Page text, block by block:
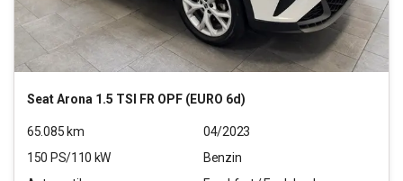
SeatArona 1.5 TSI FR OPF (EURO 6d)
65.085 km
04/2023
150 PS/110 kW
Benzin